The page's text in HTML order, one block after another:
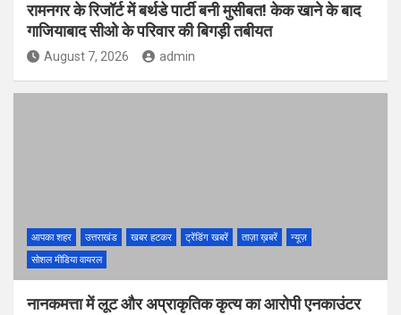
रामनगर के रिजॉर्ट में बर्थडे पार्टी बनी मुसीबत! केक खाने के बाद
गाजियाबाद सीओ के परिवार की बिगड़ी तबीयत
August 7, 2026 admin
आपका शहर उत्तराखंड खबर हटकर ट्रेंडिंग खबरें ताज़ा ख़बरें
न्यूज़
सोशल मीडिया वायरल
नानकमत्ता में लूट और अप्राकृतिक कृत्य का आरोपी एनकाउंटर